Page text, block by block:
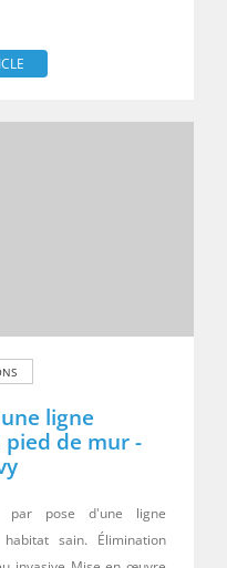
ligne
de mur -
par pose d'une ligne
sain. Élimination